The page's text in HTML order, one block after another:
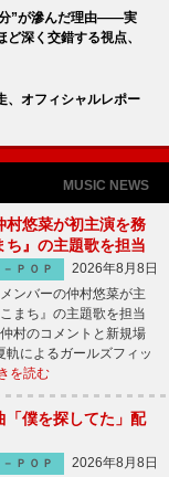
”が滲んだ理由――実
深く交錯する視点、
、オフィシャルレポー
MUSIC NEWS
村悠菜が初主演を務
ち』の主題歌を担当
－ＰＯＰ
2026年8月8日
ンバーの仲村悠菜が主
まち』の主題歌を担当
村のコメントと新規場
によるガールズフィッ
を読む
僕を探してた」配
－ＰＯＰ
2026年8月8日